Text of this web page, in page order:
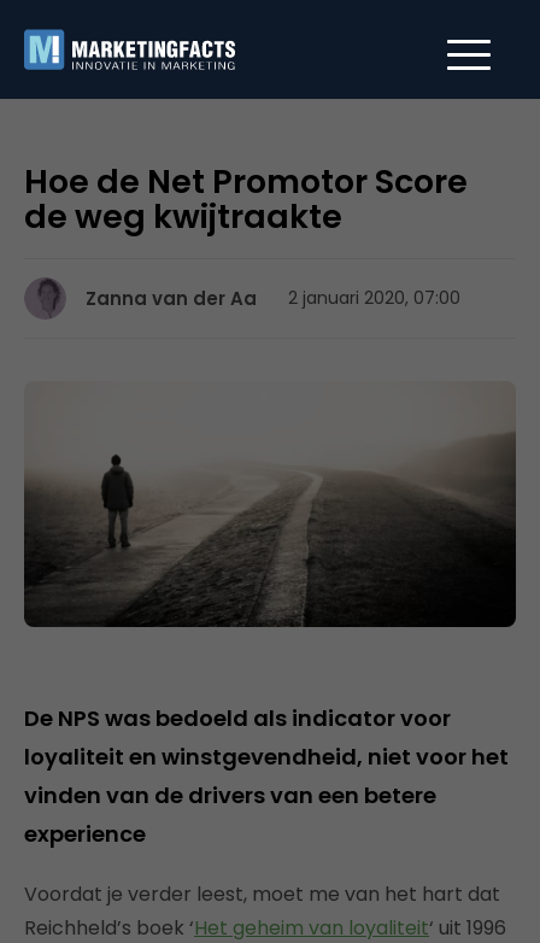
Hoe de Net Promotor Score
de weg kwijtraakte
Zanna van der Aa 2 januari 2020, 07:00
De NPS was bedoeld als indicator voor
loyaliteit en winstgevendheid, niet voor het
vinden van de drivers van een betere
experience
Voordat je verder leest, moet me van het hart dat
Reichheld’s boek ‘Het geheim van loyaliteit‘ uit 1996